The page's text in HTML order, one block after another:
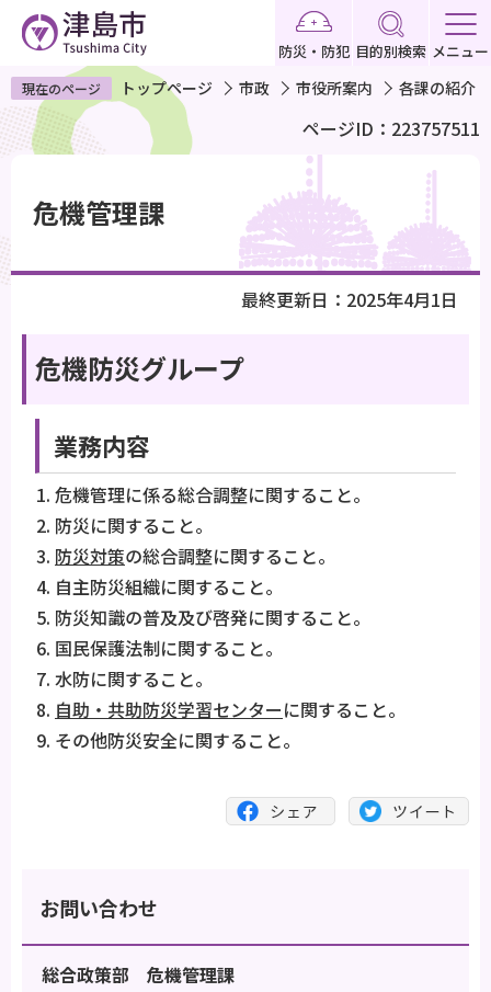
ペ
ー
ジ
で
す
防災・防犯 目的別検索 メニュー
現在のページ トップページ 市政 市役所案内 各課の紹介
ページID：223757511
危機管理課
最終更新日：2025年4月1日
危機防災グループ
業務内容
危機管理に係る総合調整に関すること。
防災に関すること。
防災対策の総合調整に関すること。
自主防災組織に関すること。
防災知識の普及及び啓発に関すること。
国民保護法制に関すること。
水防に関すること。
自助・共助防災学習センターに関すること。
その他防災安全に関すること。
お問い合わせ
総合政策部 危機管理課